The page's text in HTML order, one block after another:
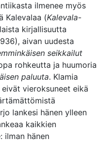
ilmenee myös
Kalevalaa (Kalevala-
kirjallisuutta
aivan uudesta
seikkailut
rohkeutta ja huumoria
paluuta. Klamia
vieroksuneet eikä
lankesi hänen ylleen
kaikkien
ilman hänen